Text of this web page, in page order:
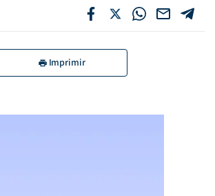
Imprimir